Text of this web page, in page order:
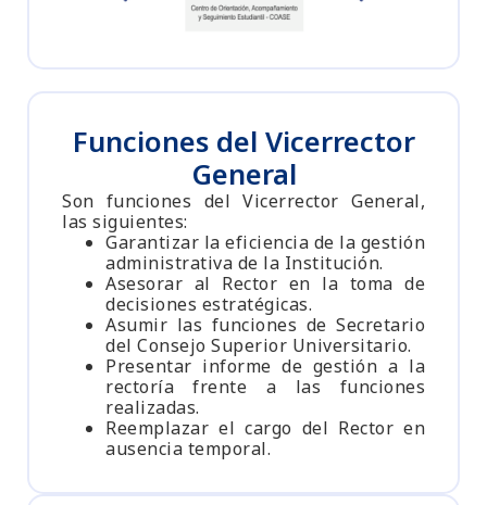
Funciones del Vicerrector
General
Son funciones del Vicerrector General,
las siguientes:
Garantizar la eficiencia de la gestión
administrativa de la Institución.
Asesorar al Rector en la toma de
decisiones estratégicas.
Asumir las funciones de Secretario
del Consejo Superior Universitario.
Presentar informe de gestión a la
rectoría frente a las funciones
realizadas.
Reemplazar el cargo del Rector en
ausencia temporal.